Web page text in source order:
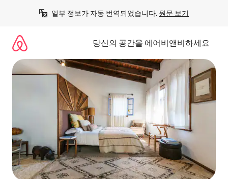
일부 정보가 자동 번역되었습니다. 원문 보기
당신의 공간을 에어비앤비하세요